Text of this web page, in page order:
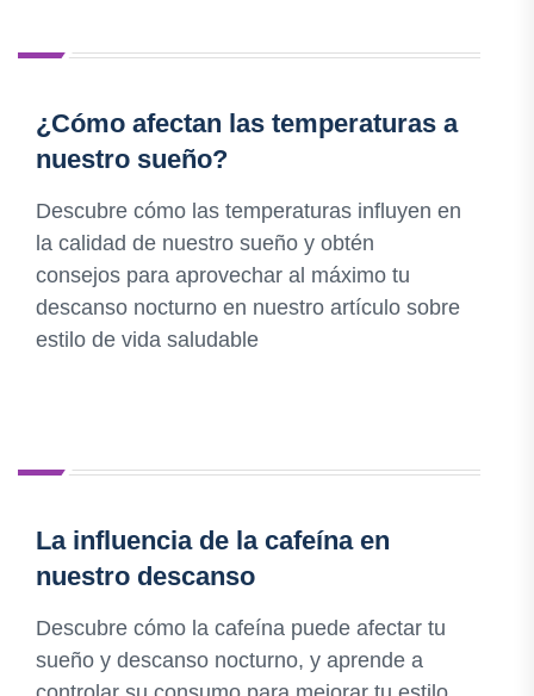
¿Cómo afectan las temperaturas a
nuestro sueño?
Descubre cómo las temperaturas influyen en
la calidad de nuestro sueño y obtén
consejos para aprovechar al máximo tu
descanso nocturno en nuestro artículo sobre
estilo de vida saludable
La influencia de la cafeína en
nuestro descanso
Descubre cómo la cafeína puede afectar tu
sueño y descanso nocturno, y aprende a